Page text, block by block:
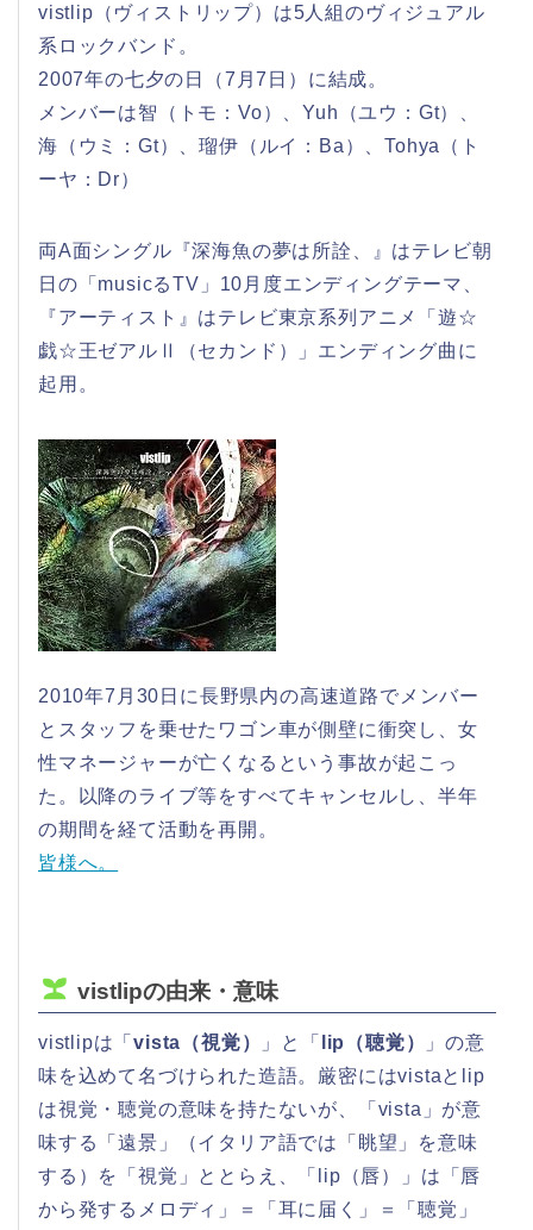
vistlip（ヴィストリップ）は5人組のヴィジュアル
系ロックバンド。
2007年の七夕の日（7月7日）に結成。
メンバーは智（トモ：Vo）、Yuh（ユウ：Gt）、
海（ウミ：Gt）、瑠伊（ルイ：Ba）、Tohya（ト
ーヤ：Dr）
両A面シングル『深海魚の夢は所詮、』はテレビ朝
日の「musicるTV」10月度エンディングテーマ、
『アーティスト』はテレビ東京系列アニメ「遊☆
戯☆王ゼアルⅡ（セカンド）」エンディング曲に
起用。
2010年7月30日に長野県内の高速道路でメンバー
とスタッフを乗せたワゴン車が側壁に衝突し、女
性マネージャーが亡くなるという事故が起こっ
た。以降のライブ等をすべてキャンセルし、半年
の期間を経て活動を再開。
皆様へ。
vistlipの由来・意味
vistlipは「vista（視覚） 」と「 lip（聴覚）
」の意
味を込めて名づけられた造語。厳密にはvistaとlip
は視覚・聴覚の意味を持たないが、「vista」が意
味する「遠景」（イタリア語では「眺望」を意味
する）を「視覚」ととらえ、「lip（唇）」は「唇
から発するメロディ」＝「耳に届く」＝「聴覚」